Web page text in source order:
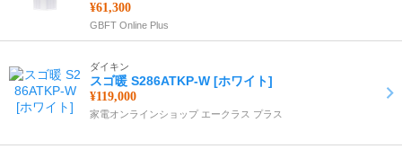
¥61,300
GBFT Online Plus
ダイキン
スゴ暖 S286ATKP-W [ホワイト]
¥119,000
家電オンラインショップ エークラス プラス